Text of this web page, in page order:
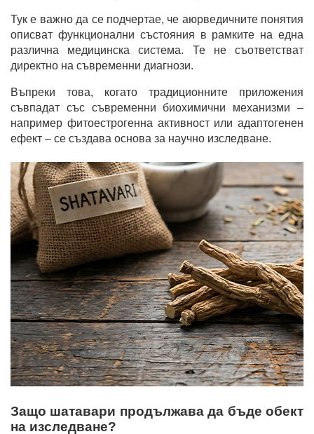
Тук е важно да се подчертае, че аюрведичните понятия
описват функционални състояния в рамките на една
различна медицинска система. Те не съответстват
директно на съвременни диагнози.
Въпреки това, когато традиционните приложения
съвпадат със съвременни биохимични механизми –
например фитоестрогенна активност или адаптогенен
ефект – се създава основа за научно изследване.
Защо шатавари продължава да бъде обект
на изследване?